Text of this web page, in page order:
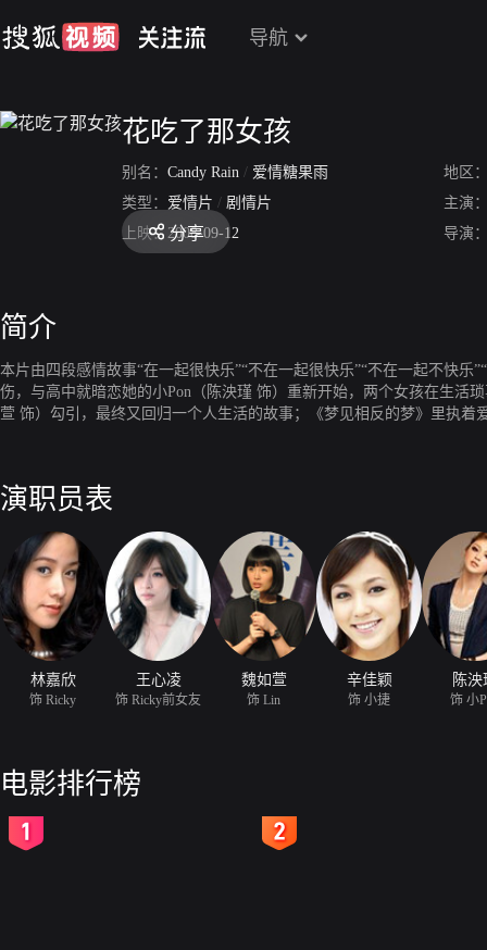
导航
花吃了那女孩
别名： Candy Rain / 爱情糖果雨
地区
类型： 爱情片 / 剧情片
主演
上映： 2008-09-12 导演
分享
简介
本片由四段感情故事“在一起很快乐”“不在一起很快乐”“不在一起不快
伤，与高中就暗恋她的小Pon（陈泱瑾 饰）重新开始，两个女孩在生活
萱 饰）勾引，最终又回归一个人生活的故事；《梦见相反的梦》里执着
演职员表
林嘉欣
饰 Ricky
王心凌
饰 Ricky前女友
魏如萱
饰 Lin
辛佳颖
饰 小捷
陈泱
饰 小
电影排行榜